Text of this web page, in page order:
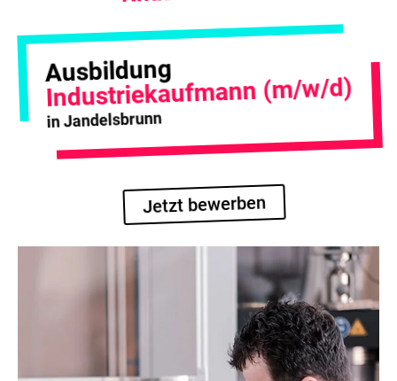
Ausbildung
Industriekaufmann (m/w/d)
in Jandelsbrunn
Jetzt bewerben